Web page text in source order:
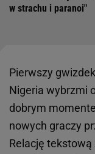
w strachu i paranoi"
Pierwszy
Nigeria wybrzmi
dobrym
nowych graczy
Relację